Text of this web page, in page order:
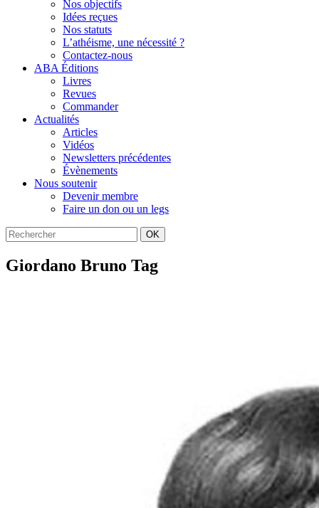
Nos objectifs
Idées reçues
Nos statuts
L’athéisme, une nécessité ?
Contactez-nous
ABA Éditions
Livres
Revues
Commander
Actualités
Articles
Vidéos
Newsletters précédentes
Évènements
Nous soutenir
Devenir membre
Faire un don ou un legs
OK
Giordano Bruno Tag